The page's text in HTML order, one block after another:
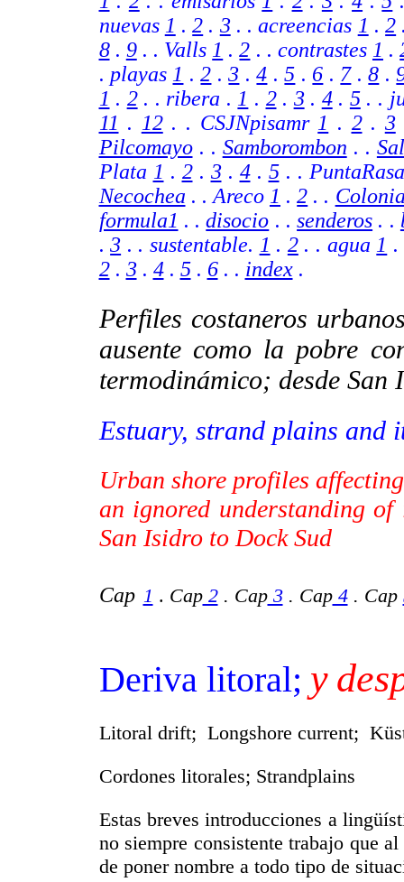
nuevas 1 .2 . 3. . acreencias 1 .2
8. 9. . Valls 1 .2 . . contrastes 1 .
. playas 1 .2 .3 .4 .5 . 6 . 7.8 .
1 . 2. . ribera . 1 . 2. 3. 4. 5. .
11 . 12. . CSJNpisamr 1 . 2. 3
Pilcomayo. . Samborombon . .
Plata 1 . 2. 3. 4. 5. .
Necochea . . Areco 1 .2 . .
formula1 . .disocio . .senderos . .
.3 . . sustentable. 1 . 2. . agua 1 .
2. 3. 4. 5. 6. . index.
Perfiles costaneros
ausente como la pobre
termodinámico; desde San
Estuary, strand plains and
Urban shore profiles
an ignored understanding
San Isidro to Dock Sud
Cap 1 . Cap2. Cap3. Cap4. Cap
Deriva litoral; y
Litoral drift; Longshore current;
Cordones litorales; Strandplains
Estas breves introducciones a
no siempre consistente trabajo que
de poner nombre a todo tipo de